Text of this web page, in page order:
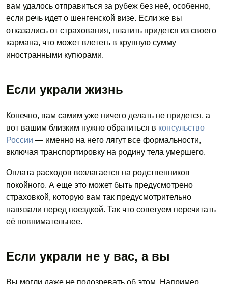
вам удалось отправиться за рубеж без неё, особенно,
если речь идет о шенгенской визе. Если же вы
отказались от страхования, платить придется из своего
кармана, что может влететь в крупную сумму
иностранными купюрами.
Если украли жизнь
Конечно, вам самим уже ничего делать не придется, а
вот вашим близким нужно обратиться в консульство
России — именно на него лягут все формальности,
включая транспортировку на родину тела умершего.
Оплата расходов возлагается на родственников
покойного. А еще это может быть предусмотрено
страховкой, которую вам так предусмотрительно
навязали перед поездкой. Так что советуем перечитать
её повнимательнее.
Если украли не у вас, а вы
Вы могли даже не подозревать об этом. Например,